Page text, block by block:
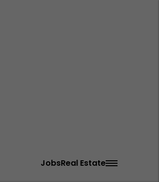
JobsReal Estate